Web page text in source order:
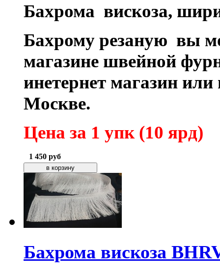
Бахрома вискоза,
Бахрому резаную вы
магазине швейной
инетернет магазин
Москве.
Цена за 1 упк (10 ярд)
1 450 руб
Бахрома вискоза